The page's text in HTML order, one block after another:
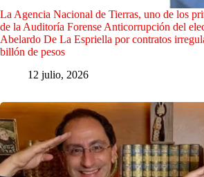
La Agencia Nacional de Tierras, uno de los
de la Auditoría Forense Anticorrupción del
Abelardo De La Espriella por contratos
billón de pesos
12 julio, 2026